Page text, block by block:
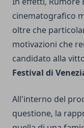
cinematografico
oltre che
motivazioni che
candidato alla
Festival di
All'interno del
questione, la